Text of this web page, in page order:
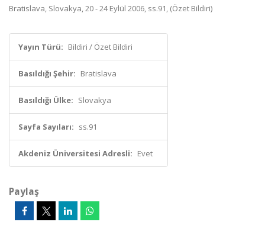
Bratislava, Slovakya, 20 - 24 Eylül 2006, ss.91, (Özet Bildiri)
Yayın Türü: Bildiri / Özet Bildiri
Basıldığı Şehir: Bratislava
Basıldığı Ülke: Slovakya
Sayfa Sayıları: ss.91
Akdeniz Üniversitesi Adresli: Evet
Paylaş